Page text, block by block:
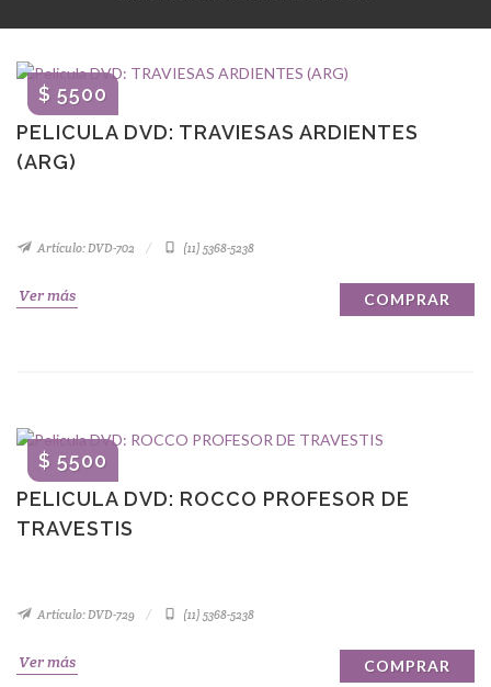
PELICULA DVD: TRAVIESAS ARDIENTES
(ARG)
$ 5500
Artículo: DVD-702 (11) 5368-5238
Ver más COMPRAR
PELICULA DVD: ROCCO PROFESOR DE
TRAVESTIS
$ 5500
Artículo: DVD-729 (11) 5368-5238
Ver más COMPRAR